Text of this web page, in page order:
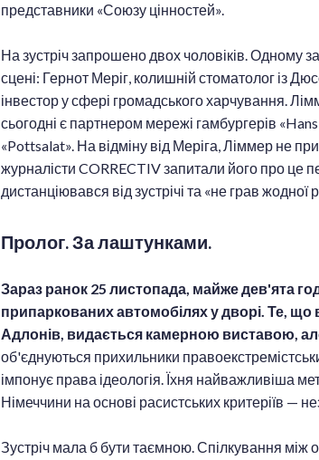
представники «Союзу цінностей».
На зустріч запрошено двох чоловіків. Одному
сцені: Гернот Меріг, колишній стоматолог із
інвестор у сфері громадського харчування.
сьогодні є партнером мережі гамбургерів
«Pottsalat». На відміну від Меріга, Ліммер не
журналісти CORRECTIV запитали його про це
дистанціювався від зустрічі та «не грав жодної
Пролог. За лаштунками.
Зараз ранок 25 листопада, майже дев'ята
припаркованих автомобілях у дворі. Те, що
Адлонів, видається камерною виставою,
об'єднуються прихильники
імпонує права ідеологія. Їхня найважливіша
Німеччини на основі расистських критеріїв —
Зустріч мала б бути таємною. Спілкування між